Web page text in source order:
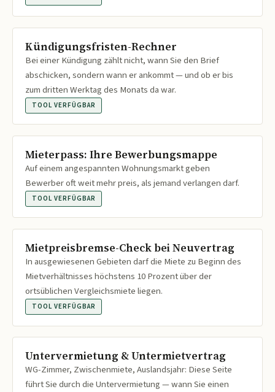
Kündigungsfristen-Rechner
Bei einer Kündigung zählt nicht, wann Sie den Brief
abschicken, sondern wann er ankommt — und ob er bis
zum dritten Werktag des Monats da war.
TOOL VERFÜGBAR
Mieterpass: Ihre Bewerbungsmappe
Auf einem angespannten Wohnungsmarkt geben
Bewerber oft weit mehr preis, als jemand verlangen darf.
TOOL VERFÜGBAR
Mietpreisbremse-Check bei Neuvertrag
In ausgewiesenen Gebieten darf die Miete zu Beginn des
Mietverhältnisses höchstens 10 Prozent über der
ortsüblichen Vergleichsmiete liegen.
TOOL VERFÜGBAR
Untervermietung & Untermietvertrag
WG-Zimmer, Zwischenmiete, Auslandsjahr: Diese Seite
führt Sie durch die Untervermietung — wann Sie einen